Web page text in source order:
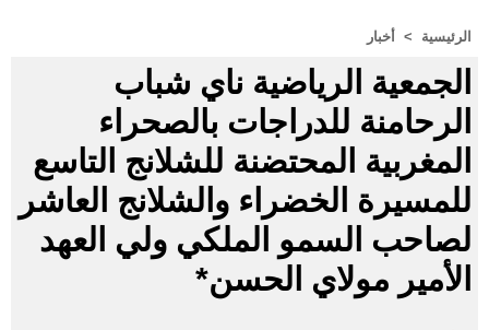
الرئيسية > أخبار
الجمعية الرياضية ناي شباب
الرحامنة للدراجات بالصحراء
المغربية المحتضنة للشلانج التاسع
للمسيرة الخضراء والشلانج العاشر
لصاحب السمو الملكي ولي العهد
الأمير مولاي الحسن*